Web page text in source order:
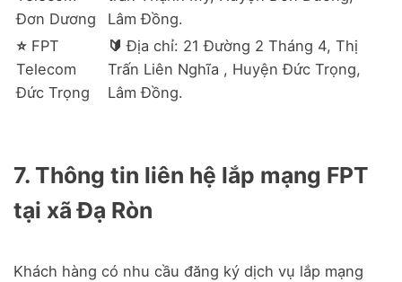
Đơn Dương
Lâm Đồng.
⭐ FPT
Telecom
Đức Trọng
🔰️ Địa chỉ: 21 Đường 2 Tháng 4, Thị
Trấn Liên Nghĩa , Huyện Đức Trọng,
Lâm Đồng.
7. Thông tin liên hệ lắp mạng FPT
tại xã Đạ Ròn
Khách hàng có nhu cầu đăng ký dịch vụ lắp mạng